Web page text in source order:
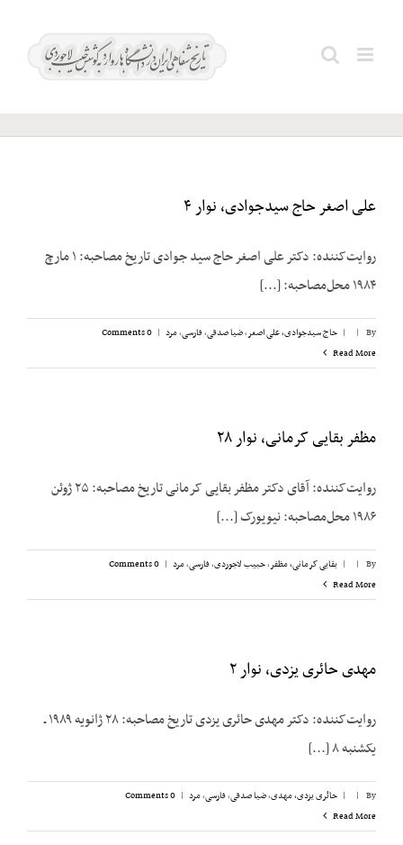
سانسور
علی اصغر حاج سیدجوادی، نوار ۴
روایت‌کننده: دکتر علی اصغر حاج سید جوادی تاریخ مصاحبه: ۱ مارچ
۱۹۸۴ محل‌مصاحبه: [...]
By
|
| حاج سیدجوادی، علی اصغر,ضیا صدقی,فارسی,مرد |
0 Comments
Read More
مظفر بقایی کرمانی، نوار ۲۸
روایت‌کننده: آقای دکتر مظفر بقایی کرمانی تاریخ مصاحبه: ۲۵ ژوئن
۱۹۸۶ محل‌مصاحبه: نیویورک [...]
By
|
| بقایی کرمانی، مظفر,حبیب لاجوردی,فارسی,مرد |
0 Comments
Read More
مهدی حائری یزدی، نوار ۲
روایت‌کننده: دکتر مهدی حائری یزدی تاریخ مصاحبه: ۲۸ ژانویه ۱۹۸۹ ـ
یکشنبه ۸ [...]
By
|
| حائری یزدی، مهدی,ضیا صدقی,فارسی,مرد |
0 Comments
Read More